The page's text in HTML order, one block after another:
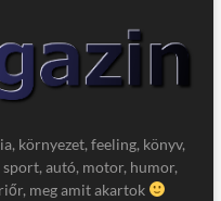
környezet, feeling, könyv,
autó, motor, humor,
meg amit akartok